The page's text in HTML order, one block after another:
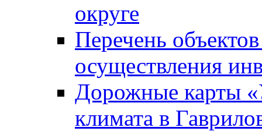
округе
Перечень
осуществления
Дорожные карты
климата в